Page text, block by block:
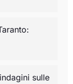
sulle